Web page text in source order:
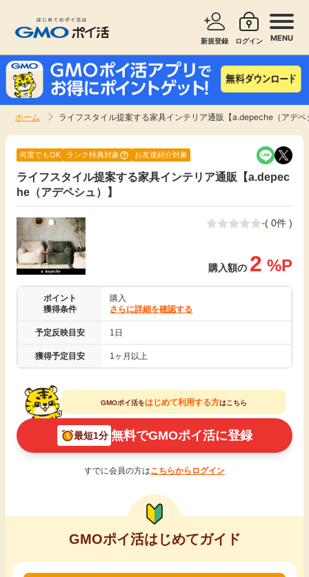
新規登録 ログイン MENU
ホーム ライフスタイル提案する家具インテリア通販【a.depeche（アデペ
新着
無料
即日還元
アンケート
買い物
お友達紹介
サービスで探す ショッピングで探す
無料サービス
エンタメ
クレジットカード
暮らし
引っ越し
買取・査定
学び
進学・教育
美容・健康
月額有料サービス
何度でもOK ランク特典対象 お友達紹介対象
ライフスタイル提案する家具インテリア通販【a.depec
he（アデペシュ）】
-( 0件 )
購入額の 2 %P
ポイント
獲得条件
購入
さらに詳細を確認する
予定反映目安 1日
獲得予定目安 1ヶ月以上
GMOポイ活をはじめて利用する方はこちら
最短1分 無料でGMOポイ活に登録
すでに会員の方はこちらからログイン
GMOポイ活はじめてガイド